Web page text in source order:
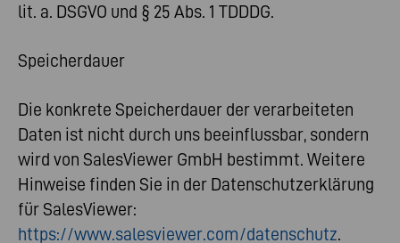
lit. a. DSGVO und § 25 Abs. 1 TDDDG.
Speicherdauer
Die konkrete Speicherdauer der verarbeiteten
Daten ist nicht durch uns beeinflussbar, sondern
wird von SalesViewer GmbH bestimmt. Weitere
Hinweise finden Sie in der Datenschutzerklärung
für SalesViewer:
https://www.salesviewer.com/datenschutz.